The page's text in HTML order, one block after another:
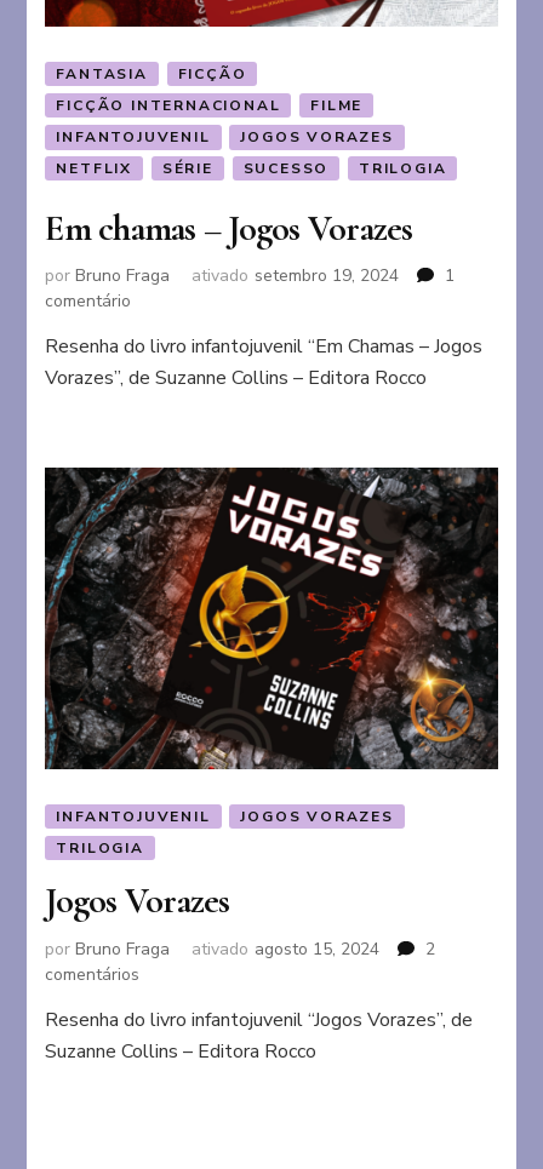
FANTASIA
FICÇÃO
FICÇÃO INTERNACIONAL
FILME
INFANTOJUVENIL
JOGOS VORAZES
NETFLIX
SÉRIE SUCESSO TRILOGIA
Em chamas – Jogos Vorazes
porBruno Fraga ativado setembro 19, 2024
1
comentário
chamas
–
Resenha do livro infantojuvenil “Em Chamas – Jogos
Vorazes”, de Suzanne Collins – Editora Rocco
INFANTOJUVENIL
JOGOS VORAZES
TRILOGIA
Jogos Vorazes
porBruno Fraga ativado agosto 15, 2024
2
comentários
Vorazes
Resenha do livro infantojuvenil “Jogos Vorazes”, de
Suzanne Collins – Editora Rocco